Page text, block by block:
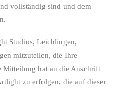
vollständig sind und dem
Studios, Leichlingen,
mitzuteilen, die Ihre
Mitteilung hat an die Anschrift
zu erfolgen, die auf dieser